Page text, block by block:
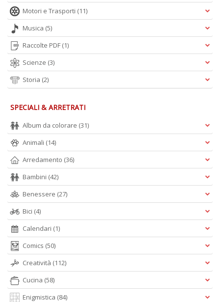
Motori e Trasporti (11)
Musica (5)
Raccolte PDF (1)
Scienze (3)
Storia (2)
SPECIALI & ARRETRATI
Album da colorare (31)
Animali (14)
Arredamento (36)
Bambini (42)
Benessere (27)
Bici (4)
Calendari (1)
Comics (50)
Creatività (112)
Cucina (58)
Enigmistica (84)